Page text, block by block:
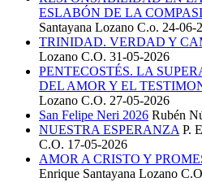
ESLABÓN DE LA
Santayana Lozano C.o. 24-06-
TRINIDAD. VERDAD Y
Lozano C.O. 31-05-2026
PENTECOSTÉS. LA
DEL AMOR Y EL
Lozano C.O. 27-05-2026
San Felipe Neri 2026 Rubén
NUESTRA ESPERANZA P.
C.O. 17-05-2026
AMOR A CRISTO Y
Enrique Santayana Lozano